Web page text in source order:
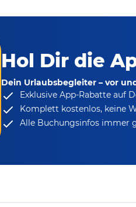
Hol Dir die
Dein Urlaubsbegleiter – vor
Exklusive App-Rabatteauf
Komplett kostenlos, keine
Alle Buchungsinfos immer